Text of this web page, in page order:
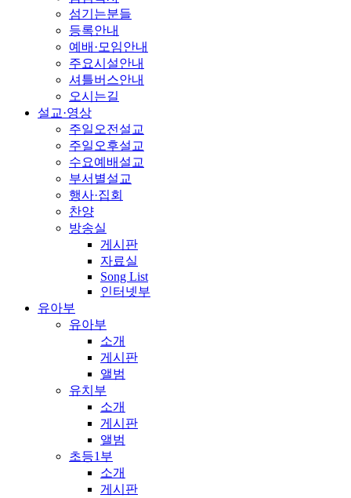
섬기는분들
등록안내
예배·모임안내
주요시설안내
셔틀버스안내
오시는길
설교·영상
주일오전설교
주일오후설교
수요예배설교
부서별설교
행사·집회
찬양
방송실
게시판
자료실
Song List
인터넷부
유아부
유아부
소개
게시판
앨범
유치부
소개
게시판
앨범
초등1부
소개
게시판